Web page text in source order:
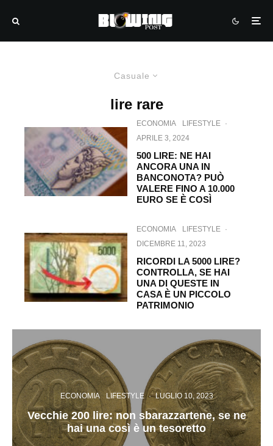
Casuale
lire rare
ECONOMIA LIFESTYLE ·
APRILE 3, 2024
500 LIRE: NE HAI
ANCORA UNA IN
BANCONOTA? PUÒ
VALERE FINO A 10.000
EURO SE È COSÌ
ECONOMIA LIFESTYLE ·
DICEMBRE 11, 2023
RICORDI LA 5000 LIRE?
CONTROLLA, SE HAI
UNA DI QUESTE IN
CASA È UN PICCOLO
PATRIMONIO
ECONOMIA LIFESTYLE · LUGLIO 10, 2023
Vecchie 200 lire: non sbarazzartene, se ne
hai una così è un tesoretto